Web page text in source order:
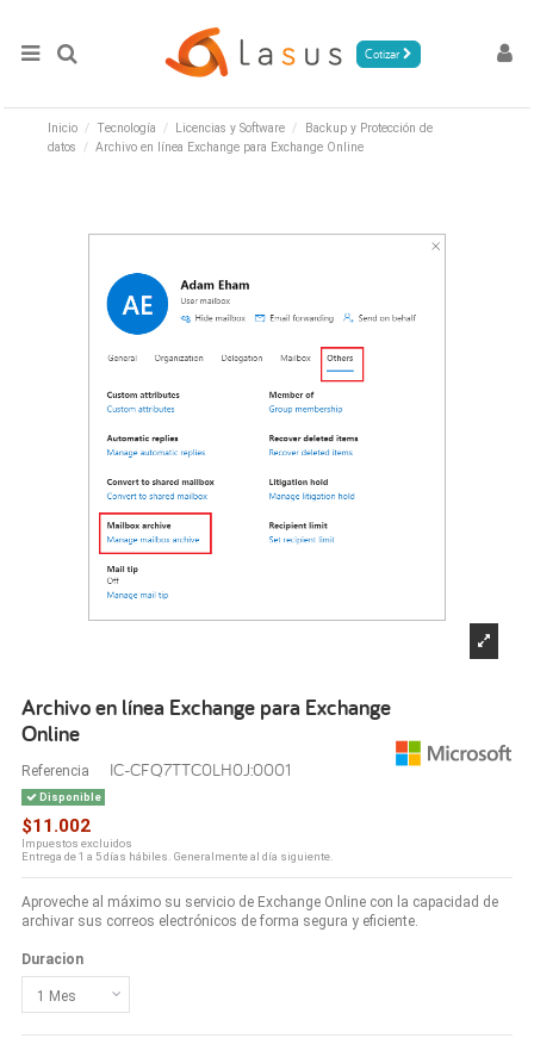
Cotizar
Inicio Tecnología Licencias y Software
Backup y Protección de
datos
Archivo en línea Exchange para Exchange Online
Archivo en línea Exchange para Exchange
Online
Referencia IC-CFQ7TTC0LH0J:0001
Disponible
$11.002
Impuestos excluidos
Entrega de 1 a 5 días hábiles. Generalmente al día siguiente.
Aproveche al máximo su servicio de Exchange Online con la capacidad de
archivar sus correos electrónicos de forma segura y eficiente.
Duracion